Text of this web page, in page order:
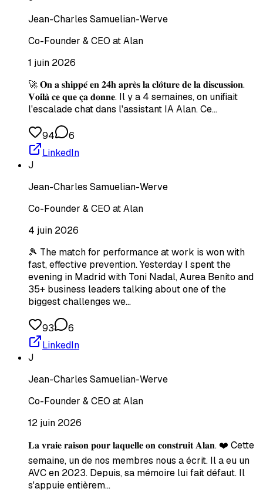
Jean-Charles Samuelian-Werve
Co-Founder & CEO at Alan
1 juin 2026
🚀 𝐎𝐧 𝐚 𝐬𝐡𝐢𝐩𝐩𝐞́ 𝐞𝐧 𝟐𝟒𝐡 𝐚𝐩𝐫𝐞̀𝐬 𝐥𝐚 𝐜𝐥𝐨̂𝐭𝐮𝐫𝐞 𝐝𝐞 𝐥𝐚 𝐝𝐢𝐬𝐜𝐮𝐬𝐬𝐢𝐨𝐧.
𝐕𝐨𝐢𝐥𝐚̀ 𝐜𝐞 𝐪𝐮𝐞 𝐜̧𝐚 𝐝𝐨𝐧𝐧𝐞. Il y a 4 semaines, on unifiait
l'escalade chat dans l'assistant IA Alan. Ce…
94
6
LinkedIn
J
Jean-Charles Samuelian-Werve
Co-Founder & CEO at Alan
4 juin 2026
🎾 The match for performance at work is won with
fast, effective prevention. Yesterday I spent the
evening in Madrid with Toni Nadal, Aurea Benito and
35+ business leaders talking about one of the
biggest challenges we…
93
6
LinkedIn
J
Jean-Charles Samuelian-Werve
Co-Founder & CEO at Alan
12 juin 2026
𝐋𝐚 𝐯𝐫𝐚𝐢𝐞 𝐫𝐚𝐢𝐬𝐨𝐧 𝐩𝐨𝐮𝐫 𝐥𝐚𝐪𝐮𝐞𝐥𝐥𝐞 𝐨𝐧 𝐜𝐨𝐧𝐬𝐭𝐫𝐮𝐢𝐭 𝐀𝐥𝐚𝐧. ❤️ Cette
semaine, un de nos membres nous a écrit. Il a eu un
AVC en 2023. Depuis, sa mémoire lui fait défaut. Il
s'appuie entièrem…